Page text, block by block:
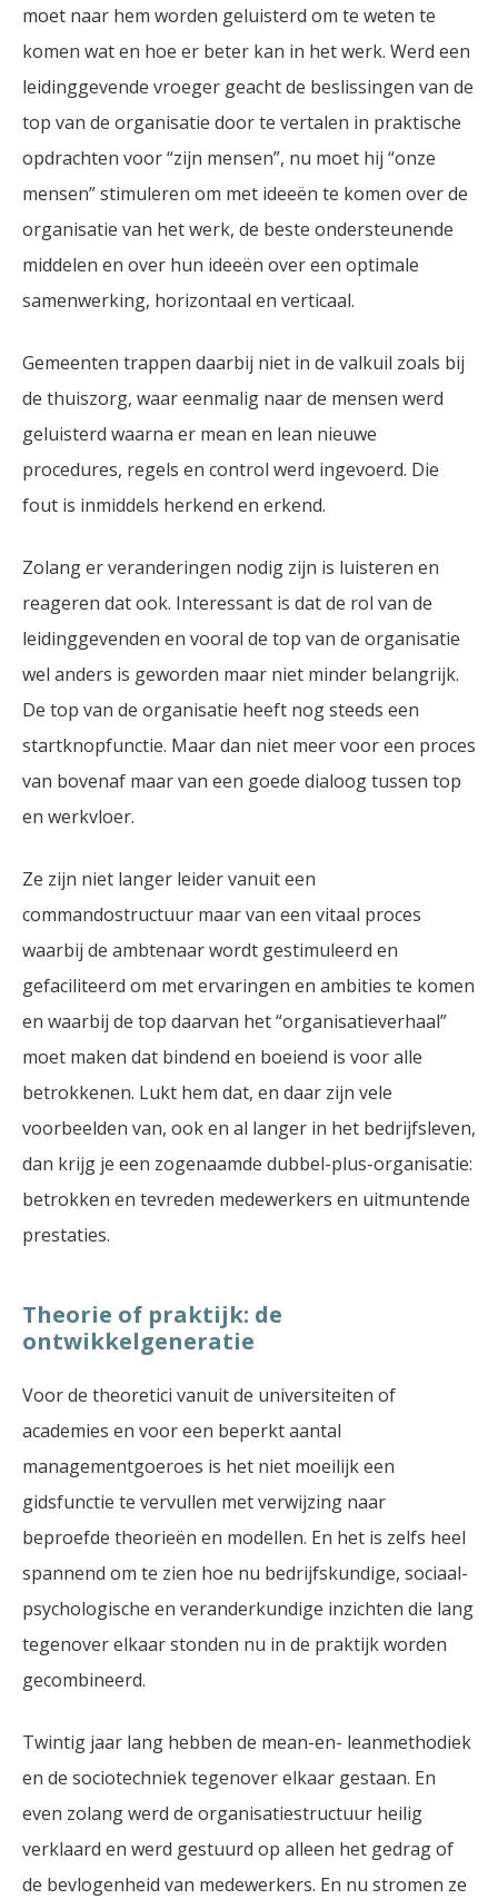
moet naar hem worden geluisterd om te weten te
komen wat en hoe er beter kan in het werk. Werd een
leidinggevende vroeger geacht de beslissingen van de
top van de organisatie door te vertalen in praktische
opdrachten voor “zijn mensen”, nu moet hij “onze
mensen” stimuleren om met ideeën te komen over de
organisatie van het werk, de beste ondersteunende
middelen en over hun ideeën over een optimale
samenwerking, horizontaal en verticaal.
Gemeenten trappen daarbij niet in de valkuil zoals bij
de thuiszorg, waar eenmalig naar de mensen werd
geluisterd waarna er mean en lean nieuwe
procedures, regels en control werd ingevoerd. Die
fout is inmiddels herkend en erkend.
Zolang er veranderingen nodig zijn is luisteren en
reageren dat ook. Interessant is dat de rol van de
leidinggevenden en vooral de top van de organisatie
wel anders is geworden maar niet minder belangrijk.
De top van de organisatie heeft nog steeds een
startknopfunctie. Maar dan niet meer voor een proces
van bovenaf maar van een goede dialoog tussen top
en werkvloer.
Ze zijn niet langer leider vanuit een
commandostructuur maar van een vitaal proces
waarbij de ambtenaar wordt gestimuleerd en
gefaciliteerd om met ervaringen en ambities te komen
en waarbij de top daarvan het “organisatieverhaal”
moet maken dat bindend en boeiend is voor alle
betrokkenen. Lukt hem dat, en daar zijn vele
voorbeelden van, ook en al langer in het bedrijfsleven,
dan krijg je een zogenaamde dubbel-plus-organisatie:
betrokken en tevreden medewerkers en uitmuntende
prestaties.
Theorie of praktijk: de
ontwikkelgeneratie
Voor de theoretici vanuit de universiteiten of
academies en voor een beperkt aantal
managementgoeroes is het niet moeilijk een
gidsfunctie te vervullen met verwijzing naar
beproefde theorieën en modellen. En het is zelfs heel
spannend om te zien hoe nu bedrijfskundige, sociaal-
psychologische en veranderkundige inzichten die lang
tegenover elkaar stonden nu in de praktijk worden
gecombineerd.
Twintig jaar lang hebben de mean-en- leanmethodiek
en de sociotechniek tegenover elkaar gestaan. En
even zolang werd de organisatiestructuur heilig
verklaard en werd gestuurd op alleen het gedrag of
de bevlogenheid van medewerkers. En nu stromen ze